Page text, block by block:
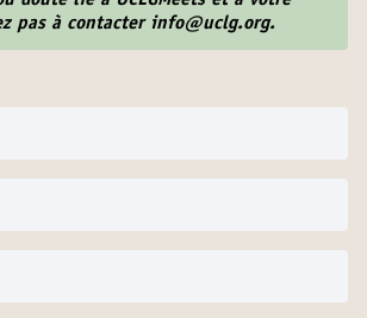
pas à contacter info@uclg.org.